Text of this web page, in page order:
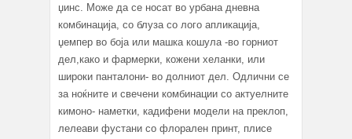
џинс. Може да се носат во урбана дневна
комбинација, со блуза со лого апликација,
џемпер во боја или машка кошула -во горниот
дел,како и фармерки, кожени хеланки, или
широки панталони- во долниот дел. Одлични се
за ноќните и свечени комбинации со актуелните
кимоно- наметки, кадифени модели на преклоп,
лелеави фустани со флорален принт, плисе